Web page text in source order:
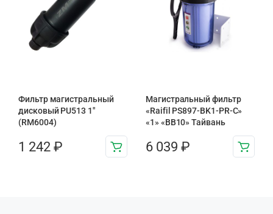
Фильтр магистральный
дисковый PU513 1″
(RM6004)
1 242 ₽
Магистральный фильтр
«Raifil PS897-BK1-PR-С»
«1» «BB10» Тайвань
6 039 ₽